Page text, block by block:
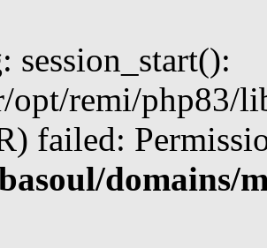
: session_start():
opt/remi/php83/
failed:
domains/